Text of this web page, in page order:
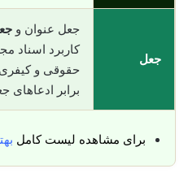
جعل
جعل عنوان و
کاربرد اسناد
حقوقی و کیفری
برابر ادعاهای
برای مشاهده لیست کامل